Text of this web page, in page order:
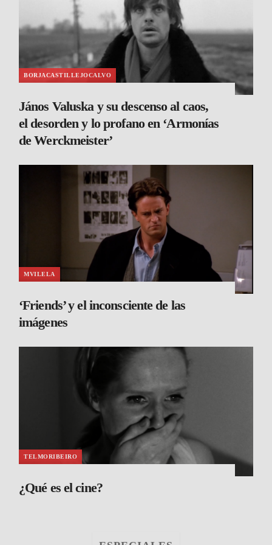
BORJACASTILLEJOCALVO
János Valuska y su descenso al caos,
el desorden y lo profano en ‘Armonías
de Werckmeister’
MVILELA
‘Friends’ y el inconsciente de las
imágenes
TELMORIBEIRO
¿Qué es el cine?